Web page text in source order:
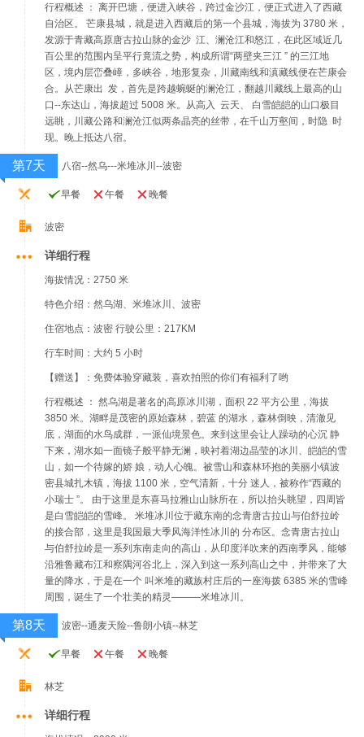
行程概述 ： 离开巴塘，便进入峡谷，跨过金沙江，便正式进入了西藏
自治区。 芒康县城，就是进入西藏后的第一个县城，海拔为 3780 米，
发源于青藏高原唐古拉山脉的金沙 江、澜沧江和怒江，在此区域近几
百公里的范围内呈平行竟流之势，构成所谓“两壁夹三江 ” 的三江地
区，境内层峦叠嶂，多峡谷，地形复杂，川藏南线和滇藏线便在芒康会
合。从芒康出 发，首先是跨越蜿蜒的澜沧江，翻越川藏线上最高的山
口--东达山，海拔超过 5008 米。从高入 云天、 白雪皑皑的山口极目
远眺，川藏公路和澜沧江似两条晶亮的丝带，在千山万壑间，时隐 时
现。晚上抵达八宿。
第7天 八宿--然乌---米堆冰川--波密
早餐 午餐 晚餐
波密
详细行程
海拔情况：2750 米
特色介绍：然乌湖、米堆冰川、波密
住宿地点：波密 行驶公里：217KM
行车时间：大约 5 小时
【赠送】：免费体验穿藏装，喜欢拍照的你们有福利了哟
行程概述 ： 然乌湖是著名的高原冰川湖，面积 22 平方公里，海拔
3850 米。湖畔是茂密的原始森林，碧蓝 的湖水，森林倒映，清澈见
底，湖面的水鸟成群，一派仙境景色。来到这里会让人躁动的心沉 静
下来，湖水如一面镜子般平静无澜，映衬着湖边晶莹的冰川、皑皑的雪
山，如一个待嫁的娇 娘，动人心魄。被雪山和森林环抱的美丽小镇波
密县城扎木镇，海拔 1100 米，空气清新，十分 迷人，被称作“西藏的
小瑞士 ”。 由于这里是东喜马拉雅山山脉所在，所以抬头眺望，四周皆
是白雪皑皑的雪峰。 米堆冰川位于藏东南的念青唐古拉山与伯舒拉岭
的接合部，这里是我国最大季风海洋性冰川的 分布区。念青唐古拉山
与伯舒拉岭是一系列东南走向的高山，从印度洋吹来的西南季风，能够
沿雅鲁藏布江和察隅河谷北上，深入到这一系列高山之中，并带来了大
量的降水，于是在一个 叫米堆的藏族村庄后的一座海拨 6385 米的雪峰
周围，诞生了一个壮美的精灵———米堆冰川。
第8天 波密--通麦天险--鲁朗小镇--林芝
早餐 午餐 晚餐
林芝
详细行程